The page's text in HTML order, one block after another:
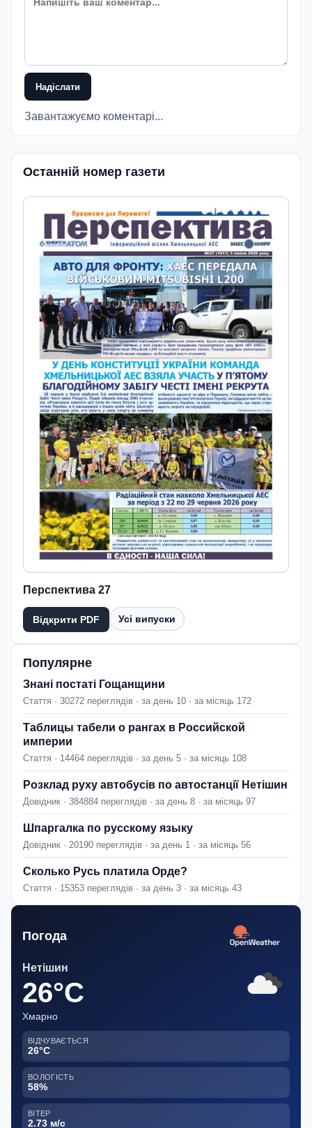
Надіслати
Завантажуємо коментарі...
Останній номер газети
Перспектива 27
Відкрити PDF Усі випуски
Популярне
Знані постаті Гощанщини
Стаття · 30272 переглядів · за день 10 · за місяць 172
Таблицы табели о рангах в Российской
империи
Стаття · 14464 переглядів · за день 5 · за місяць 108
Розклад руху автобусів по автостанції Нетішин
Довідник · 384884 переглядів · за день 8 · за місяць 97
Шпаргалка по русскому языку
Довідник · 20190 переглядів · за день 1 · за місяць 56
Сколько Русь платила Орде?
Стаття · 15353 переглядів · за день 3 · за місяць 43
Погода
Нетішин
26°C
Хмарно
ВІДЧУВАЄТЬСЯ
26°C
ВОЛОГІСТЬ
58%
ВІТЕР
2.73 м/с